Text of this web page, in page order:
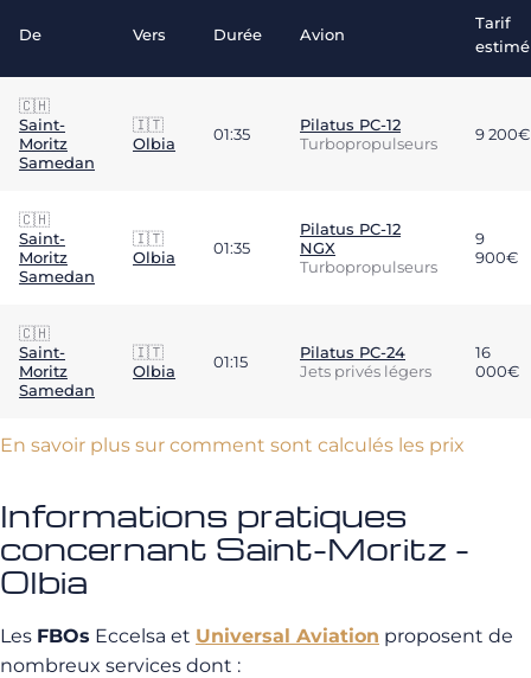
De Vers Durée Avion
Tarif
estimé
🇨🇭
Saint-
Moritz
Samedan
🇮🇹
Olbia
01:35
Pilatus PC-12
Turbopropulseurs
9 200€
🇨🇭
Saint-
Moritz
Samedan
🇮🇹
Olbia
01:35
Pilatus PC-12
NGX
Turbopropulseurs
9
900€
🇨🇭
Saint-
Moritz
Samedan
🇮🇹
Olbia
01:15
Pilatus PC-24
Jets privés légers
16
000€
En savoir plus sur comment sont calculés les prix
Informations pratiques
concernant Saint-Moritz -
Olbia
Les FBOs Eccelsa et Universal Aviation proposent de
nombreux services dont :